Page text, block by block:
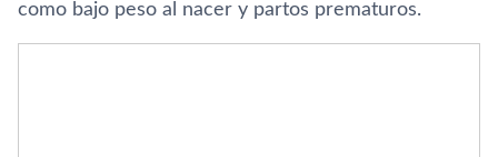
como bajo peso al nacer y partos prematuros.